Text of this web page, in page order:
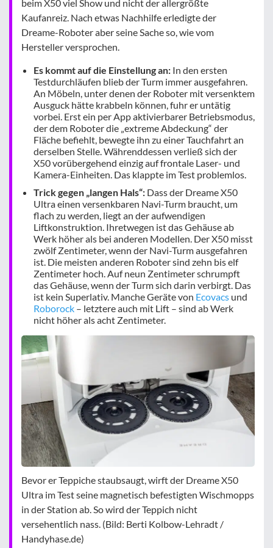
beim X50 viel Show und nicht der allergrößte
Kaufanreiz. Nach etwas Nachhilfe erledigte der
Dreame-Roboter aber seine Sache so, wie vom
Hersteller versprochen.
Es kommt auf die Einstellung an: In den ersten
Testdurchläufen blieb der Turm immer ausgefahren.
An Möbeln, unter denen der Roboter mit versenktem
Ausguck hätte krabbeln können, fuhr er untätig
vorbei. Erst ein per App aktivierbarer Betriebsmodus,
der dem Roboter die „extreme Abdeckung“ der
Fläche befiehlt, bewegte ihn zu einer Tauchfahrt an
derselben Stelle. Währenddessen verließ sich der
X50 vorübergehend einzig auf frontale Laser- und
Kamera-Einheiten. Das klappte im Test problemlos.
Trick gegen „langen Hals“: Dass der Dreame X50
Ultra einen versenkbaren Navi-Turm braucht, um
flach zu werden, liegt an der aufwendigen
Liftkonstruktion. Ihretwegen ist das Gehäuse ab
Werk höher als bei anderen Modellen. Der X50 misst
zwölf Zentimeter, wenn der Navi-Turm ausgefahren
ist. Die meisten anderen Roboter sind zehn bis elf
Zentimeter hoch. Auf neun Zentimeter schrumpft
das Gehäuse, wenn der Turm sich darin verbirgt. Das
ist kein Superlativ. Manche Geräte von Ecovacs und
Roborock – letztere auch mit Lift – sind ab Werk
nicht höher als acht Zentimeter.
Bevor er Teppiche staubsaugt, wirft der Dreame X50
Ultra im Test seine magnetisch befestigten Wischmopps
in der Station ab. So wird der Teppich nicht
versehentlich nass. (Bild: Berti Kolbow-Lehradt /
Handyhase.de)